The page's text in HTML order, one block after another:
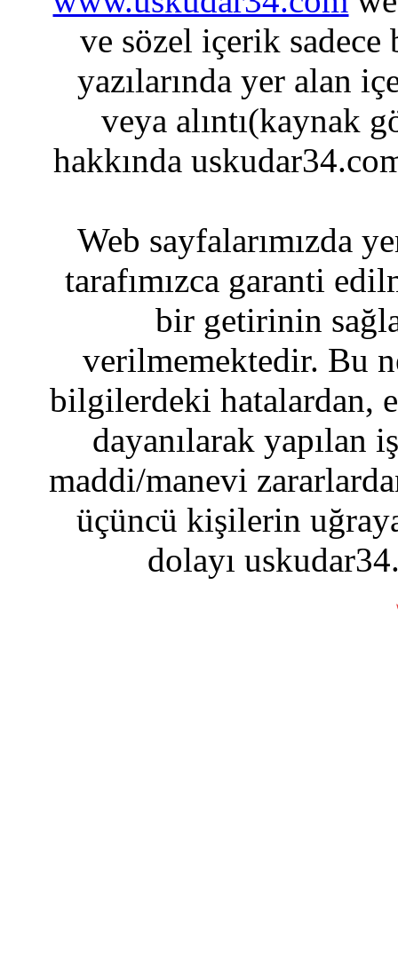
ve sözel içerik sadece
yazılarında yer alan
veya alıntı(kaynak
hakkında
Web sayfalarımızda
tarafımızca garanti
bir getirinin
verilmemektedir. Bu
bilgilerdeki hatalardan,
dayanılarak yapılan
maddi/manevi
üçüncü kişilerin
dolayı